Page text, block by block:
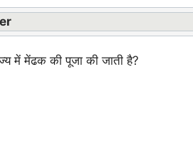
में मेंढक की पूजा की जाती है?